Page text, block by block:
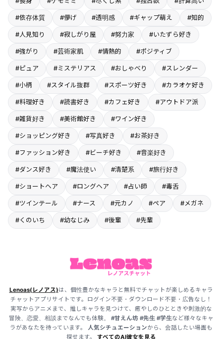
#依存体質 #儚げ #透明感 #ギャップ萌え #知的
#人見知り #寂しがり屋 #努力家 #いたずら好き
#強がり #芸術家肌 #情熱的 #ポジティブ
#ピュア #ミステリアス #おしゃべり #スレンダー
#小柄 #スタイル抜群 #スポーツ好き #カラオケ好き
#料理好き #読書好き #カフェ好き #アウトドア派
#雑貨好き #美術館好き #ワイン好き
#ショッピング好き #写真好き #お茶好き
#ファッション好き #ビーチ好き #音楽好き
#ダンス好き #魔法使い #清楚系 #旅行好き
#ショートヘア #ロングヘア #占い師 #毒舌
#ツインテール #ナース #元カノ #ペア #メガネ
#くのいち #幼なじみ #後輩 #先輩
Lenoas(レノアス)は、個性豊かなキャラと無料でチャットが楽しめるキャラ
チャットアプリサイトです。ログイン不要・ダウンロード不要・広告なし！
実写からアニメまで、推しキャラを見つけて、癒やしのひとときや刺激的な
冒険、恋愛、相談までなんでも体験。 #甘えん坊 #先生 #学生など様々なキャ
ラがあなたを待っています。
人気シチュエーションから、会話したい場面も
探せます。 すべてのAI彼女を見る